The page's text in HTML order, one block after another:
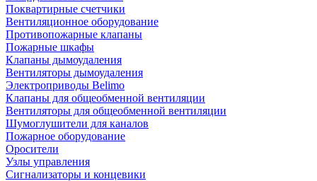
Поквартирные счетчики
Вентиляционное оборудование
Противопожарные клапаны
Пожарные шкафы
Клапаны дымоудаления
Вентиляторы дымоудаления
Электроприводы Belimo
Клапаны для общеобменной вентиляции
Вентиляторы для общеобменной вентиляции
Шумоглушители для каналов
Пожарное оборудование
Оросители
Узлы управления
Сигнализаторы и концевики